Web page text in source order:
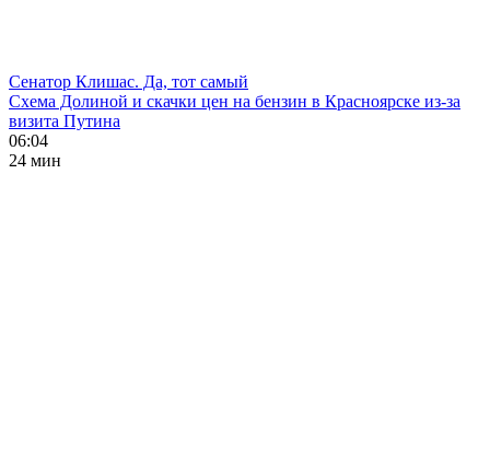
Сенатор Клишас. Да, тот самый
Схема Долиной и скачки цен на бензин в Красноярске из-за
визита Путина
06:04
24 мин